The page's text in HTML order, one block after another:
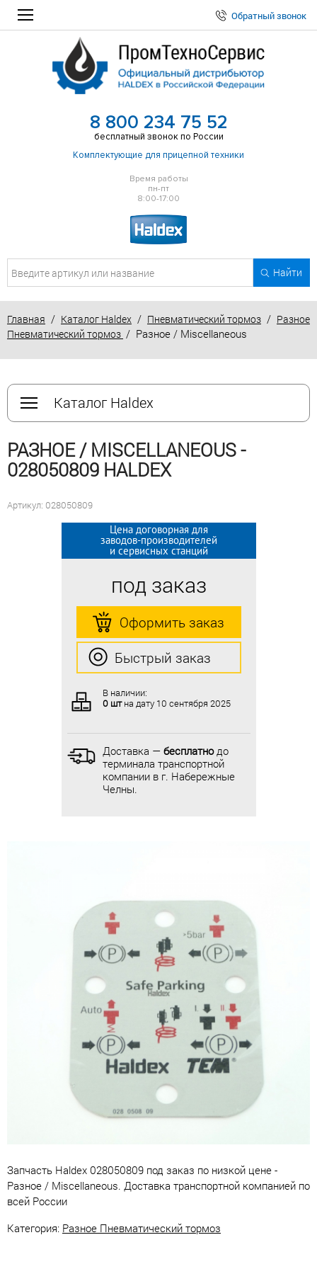
Обратный звонок
8 800 234 75 52
бесплатный звонок по России
Комплектующие для прицепной техники
Время работы
пн-пт
8:00-17:00
Найти
Главная / Каталог Haldex / Пневматический тормоз / Разное
Пневматический тормоз / Разное / Miscellaneous
Каталог Haldex
РАЗНОЕ / MISCELLANEOUS -
028050809 HALDEX
Артикул: 028050809
Цена договорная для
заводов-производителей
и сервисных станций
под заказ
Оформить заказ
Быстрый заказ
В наличии:
0 штна дату 10 сентября 2025
Доставка — бесплатнодо
терминала транспортной
компании в г. Набережные
Челны.
Цена договорная для
заводов-производителей
и сервисных станций
под заказ
Оформить заказ
Быстрый заказ
В наличии:
0 штна дату 10 сентября 2025
Доставка — бесплатнодо
терминала транспортной
компании в г. Набережные
Челны.
Запчасть Haldex 028050809 под заказ по низкой цене -
Разное / Miscellaneous. Доставка транспортной компанией по
всей России
Категория: Разное Пневматический тормоз